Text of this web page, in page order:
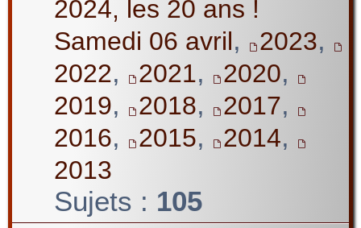
2024, les 20 ans !
Samedi 06 avril, 2023,
2022, 2021, 2020,
2019, 2018, 2017,
2016, 2015, 2014,
2013
Sujets : 105